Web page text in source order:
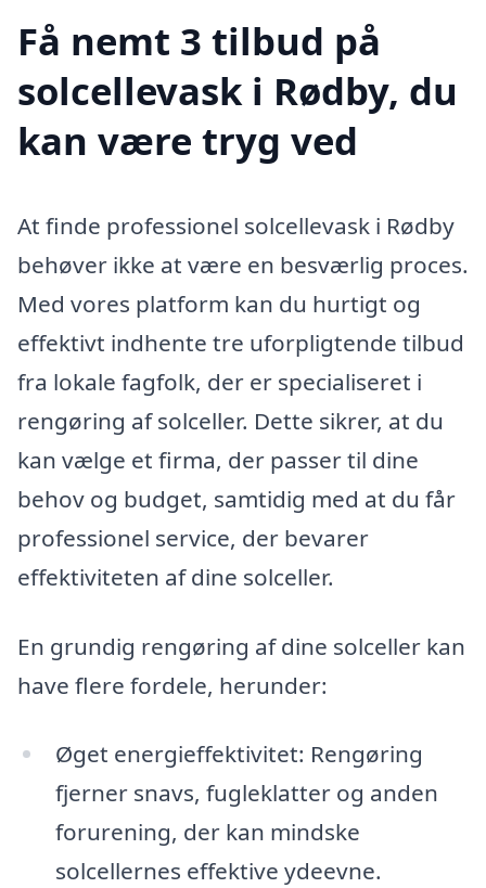
Få nemt 3 tilbud på
solcellevask i Rødby, du
kan være tryg ved
At finde professionel solcellevask i Rødby
behøver ikke at være en besværlig proces.
Med vores platform kan du hurtigt og
effektivt indhente tre uforpligtende tilbud
fra lokale fagfolk, der er specialiseret i
rengøring af solceller. Dette sikrer, at du
kan vælge et firma, der passer til dine
behov og budget, samtidig med at du får
professionel service, der bevarer
effektiviteten af dine solceller.
En grundig rengøring af dine solceller kan
have flere fordele, herunder:
Øget energieffektivitet: Rengøring
fjerner snavs, fugleklatter og anden
forurening, der kan mindske
solcellernes effektive ydeevne.